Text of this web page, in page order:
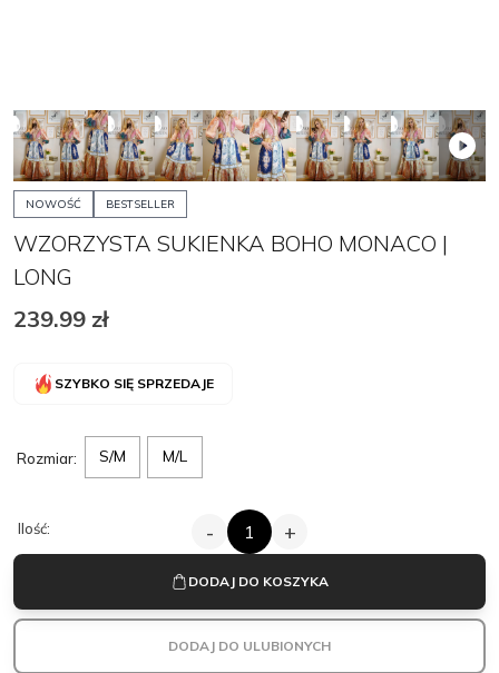
NOWOŚĆ BESTSELLER
WZORZYSTA SUKIENKA BOHO MONACO |
LONG
239.99 zł
SZYBKO SIĘ SPRZEDAJE
Rozmiar: S/M M/L
Ilość: -
ILOŚĆ
WZORZYSTA
SUKIENKA
BOHO
|
+
DODAJ DO KOSZYKA
DODAJ DO ULUBIONYCH